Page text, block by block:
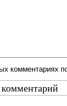
комментариях